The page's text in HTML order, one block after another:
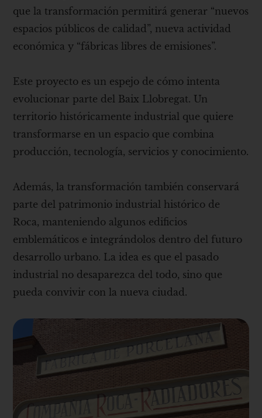
que la transformación permitirá generar “nuevos
espacios públicos de calidad”, nueva actividad
económica y “fábricas libres de emisiones”.
Este proyecto es un espejo de cómo intenta
evolucionar parte del Baix Llobregat. Un
territorio históricamente industrial que quiere
transformarse en un espacio que combina
producción, tecnología, servicios y conocimiento.
Además, la transformación también conservará
parte del patrimonio industrial histórico de
Roca, manteniendo algunos edificios
emblemáticos e integrándolos dentro del futuro
desarrollo urbano. La idea es que el pasado
industrial no desaparezca del todo, sino que
pueda convivir con la nueva ciudad.